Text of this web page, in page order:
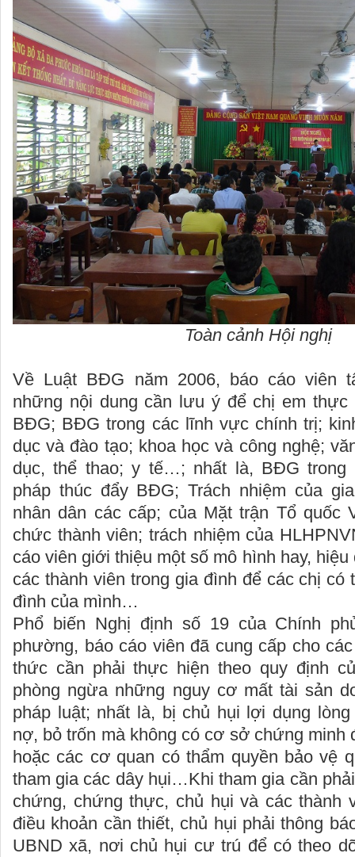
Toàn cảnh Hội nghị
Về Luật BĐG năm 2006, báo cáo viên
những nội dung cần lưu ý để chị em thực
BĐG; BĐG trong các lĩnh vực chính trị;
dục và đào tạo; khoa học và công nghệ;
dục, thể thao; y tế…; nhất là, BĐG trong
pháp thúc đẩy BĐG; Trách nhiệm của
nhân dân các cấp; của Mặt trận Tổ quốc
chức thành viên; trách nhiệm của
cáo viên giới thiệu một số mô hình hay,
các thành viên trong gia đình để các chị có
đình của mình…
Phổ biến Nghị định số 19 của Chính
phường, báo cáo viên đã cung cấp cho
thức cần phải thực hiện theo quy định
phòng ngừa những nguy cơ mất tài sản
pháp luật; nhất là, bị chủ hụi lợi dụng
nợ, bỏ trốn mà không có cơ sở chứng minh
hoặc các cơ quan có thẩm quyền bảo vệ
tham gia các dây hụi…Khi tham gia cần
chứng, chứng thực, chủ hụi và các thành
điều khoản cần thiết, chủ hụi phải thông
UBND xã, nơi chủ hụi cư trú để có theo